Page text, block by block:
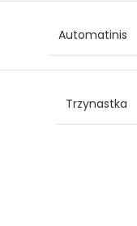
Automatinis
Trzynastka